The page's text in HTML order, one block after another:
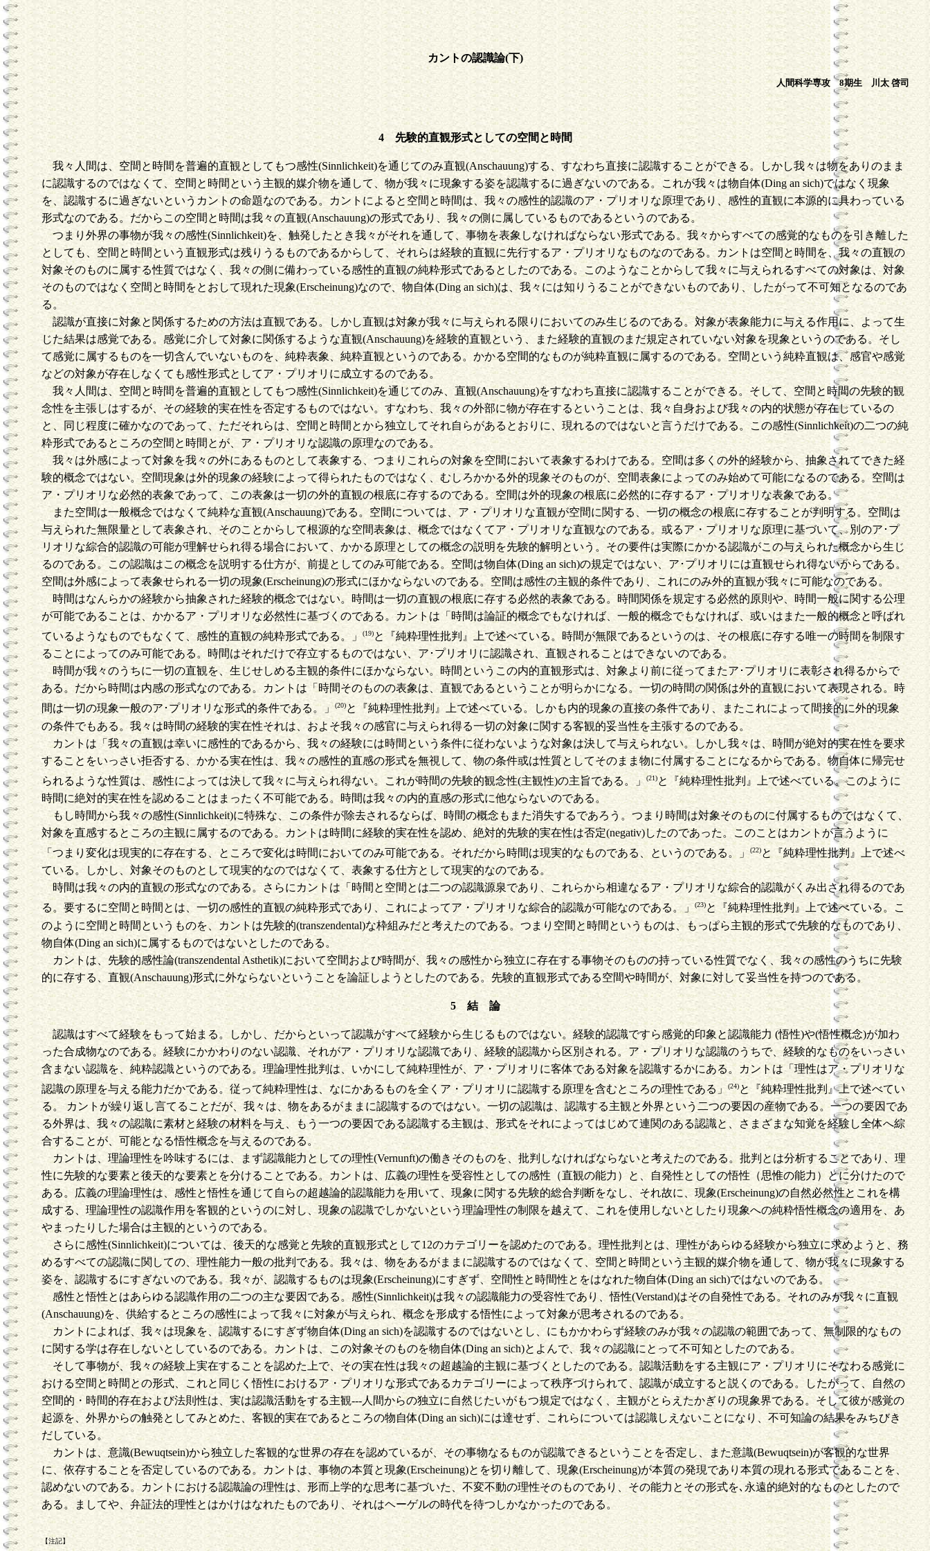
カントの認識論(下)
人間科学専攻 8期生 川太 啓司
4 先験的直観形式としての空間と時間
我々人間は、空間と時間を普遍的直観としてもつ感性(Sinnlichkeit)を通じてのみ直観(Anschauung)する、すなわち直接に認識することができる。しかし我々は物をありのまま
に認識するのではなくて、空間と時間という主観的媒介物を通して、物が我々に現象する姿を認識するに過ぎないのである。これが我々は物自体(Ding an sich)ではなく現象
を、認識するに過ぎないというカントの命題なのである。カントによると空間と時間は、我々の感性的認識のア・プリオリな原理であり、感性的直観に本源的に具わっている
形式なのである。だからこの空間と時間は我々の直観(Anschauung)の形式であり、我々の側に属しているものであるというのである。
つまり外界の事物が我々の感性(Sinnlichkeit)を、触発したとき我々がそれを通して、事物を表象しなければならない形式である。我々からすべての感覚的なものを引き離した
としても、空間と時間という直観形式は残りうるものであるからして、それらは経験的直観に先行するア・プリオリなものなのである。カントは空間と時間を、我々の直観の
対象そのものに属する性質ではなく、我々の側に備わっている感性的直観の純粋形式であるとしたのである。このようなことからして我々に与えられるすべての対象は、対象
そのものではなく空間と時間をとおして現れた現象(Erscheinung)なので、物自体(Ding an sich)は、我々には知りうることができないものであり、したがって不可知となるのであ
る。
認識が直接に対象と関係するための方法は直観である。しかし直観は対象が我々に与えられる限りにおいてのみ生じるのである。対象が表象能力に与える作用に、よって生
じた結果は感覚である。感覚に介して対象に関係するような直観(Anschauung)を経験的直観という、また経験的直観のまだ規定されていない対象を現象というのである。そし
て感覚に属するものを一切含んでいないものを、純粋表象、純粋直観というのである。かかる空間的なものが純粋直観に属するのである。空間という純粋直観は、感官や感覚
などの対象が存在しなくても感性形式としてア・プリオリに成立するのである。
我々人間は、空間と時間を普遍的直観としてもつ感性(Sinnlichkeit)を通じてのみ、直観(Anschauung)をすなわち直接に認識することができる。そして、空間と時間の先験的観
念性を主張しはするが、その経験的実在性を否定するものではない。すなわち、我々の外部に物が存在するということは、我々自身および我々の内的状態が存在しているの
と、同じ程度に確かなのであって、ただそれらは、空間と時間とから独立してそれ自らがあるとおりに、現れるのではないと言うだけである。この感性(Sinnlichkeit)の二つの純
粋形式であるところの空間と時間とが、ア・プリオリな認識の原理なのである。
我々は外感によって対象を我々の外にあるものとして表象する、つまりこれらの対象を空間において表象するわけである。空間は多くの外的経験から、抽象されてできた経
験的概念ではない。空間現象は外的現象の経験によって得られたものではなく、むしろかかる外的現象そのものが、空間表象によってのみ始めて可能になるのである。空間は
ア・プリオリな必然的表象であって、この表象は一切の外的直観の根底に存するのである。空間は外的現象の根底に必然的に存するア・プリオリな表象である。
また空間は一般概念ではなくて純粋な直観(Anschauung)である。空間については、ア・プリオリな直観が空間に関する、一切の概念の根底に存することが判明する。空間は
与えられた無限量として表象され、そのことからして根源的な空間表象は、概念ではなくてア・プリオリな直観なのである。或るア・プリオリな原理に基づいて、別のア･プ
リオリな綜合的認識の可能が理解せられ得る場合において、かかる原理としての概念の説明を先験的解明という。その要件は実際にかかる認識がこの与えられた概念から生じ
るのである。この認識はこの概念を説明する仕方が、前提としてのみ可能である。空間は物自体(Ding an sich)の規定ではない、ア･プリオリには直観せられ得ないからである。
空間は外感によって表象せられる一切の現象(Erscheinung)の形式にほかならないのである。空間は感性の主観的条件であり、これにのみ外的直観が我々に可能なのである。
時間はなんらかの経験から抽象された経験的概念ではない。時間は一切の直観の根底に存する必然的表象である。時間関係を規定する必然的原則や、時間一般に関する公理
が可能であることは、かかるア・プリオリな必然性に基づくのである。カントは「時間は論証的概念でもなければ、一般的概念でもなければ、或いはまた一般的概念と呼ばれ
ているようなものでもなくて、感性的直観の純粋形式である。」
(19)と『純粋理性批判』上で述べている。時間が無限であるというのは、その根底に存する唯一の時間を制限す
ることによってのみ可能である。時間はそれだけで存立するものではない、ア･プリオリに認識され、直観されることはできないのである。
時間が我々のうちに一切の直観を、生じせしめる主観的条件にほかならない。時間というこの内的直観形式は、対象より前に従ってまたア･プリオリに表彰され得るからで
ある。だから時間は内感の形式なのである。カントは「時間そのものの表象は、直観であるということが明らかになる。一切の時間の関係は外的直観において表現される。時
間は一切の現象一般のア･プリオリな形式的条件である。」 (20)と『純粋理性批判』上で述べている。しかも内的現象の直接の条件であり、またこれによって間接的に外的現象
の条件でもある。我々は時間の経験的実在性それは、およそ我々の感官に与えられ得る一切の対象に関する客観的妥当性を主張するのである。
カントは「我々の直観は幸いに感性的であるから、我々の経験には時間という条件に従わないような対象は決して与えられない。しかし我々は、時間が絶対的実在性を要求
することをいっさい拒否する、かかる実在性は、我々の感性的直感の形式を無視して、物の条件或は性質としてそのまま物に付属することになるからである。物自体に帰完せ
られるような性質は、感性によっては決して我々に与えられ得ない。これが時間の先験的観念性(主観性)の主旨である。」
(21)と『純粋理性批判』上で述べている。このように
時間に絶対的実在性を認めることはまったく不可能である。時間は我々の内的直感の形式に他ならないのである。
もし時間から我々の感性(Sinnlichkeit)に特殊な、この条件が除去されるならば、時間の概念もまた消失するであろう。つまり時間は対象そのものに付属するものではなくて、
対象を直感するところの主観に属するのである。カントは時間に経験的実在性を認め、絶対的先験的実在性は否定(negativ)したのであった。このことはカントが言うように
「つまり変化は現実的に存在する、ところで変化は時間においてのみ可能である。それだから時間は現実的なものである、というのである。」(22)と『純粋理性批判』上で述べ
ている。しかし、対象そのものとして現実的なのではなくて、表象する仕方として現実的なのである。
時間は我々の内的直観の形式なのである。さらにカントは「時間と空間とは二つの認識源泉であり、これらから相違なるア・プリオリな綜合的認識がくみ出され得るのであ
る。要するに空間と時間とは、一切の感性的直観の純粋形式であり、これによってア・プリオリな綜合的認識が可能なのである。」
(23)と『純粋理性批判』上で述べている。こ
のように空間と時間というものを、カントは先験的(transzendental)な枠組みだと考えたのである。つまり空間と時間というものは、もっぱら主観的形式で先験的なものであり、
物自体(Ding an sich)に属するものではないとしたのである。
カントは、先験的感性論(transzendental Asthetik)において空間および時間が、我々の感性から独立に存在する事物そのものの持っている性質でなく、我々の感性のうちに先験
的に存する、直観(Anschauung)形式に外ならないということを論証しようとしたのである。先験的直観形式である空間や時間が、対象に対して妥当性を持つのである。
5 結 論
認識はすべて経験をもって始まる。しかし、だからといって認識がすべて経験から生じるものではない。経験的認識ですら感覚的印象と認識能力 (悟性)や(悟性概念)が加わ
った合成物なのである。経験にかかわりのない認識、それがア・プリオリな認識であり、経験的認識から区別される。ア・プリオリな認識のうちで、経験的なものをいっさい
含まない認識を、純粋認識というのである。理論理性批判は、いかにして純粋理性が、ア・プリオリに客体である対象を認識するかにある。カントは「理性はア・プリオリな
認識の原理を与える能力だかである。従って純粋理性は、なにかあるものを全くア・プリオリに認識する原理を含むところの理性である」
(24)と『純粋理性批判』上で述べてい
る。 カントが繰り返し言てることだが、我々は、物をあるがままに認識するのではない。一切の認識は、認識する主観と外界という二つの要因の産物である。一つの要因であ
る外界は、我々の認識に素材と経験の材料を与え、もう一つの要因である認識する主観は、形式をそれによってはじめて連関のある認識と、さまざまな知覚を経験し全体へ綜
合することが、可能となる悟性概念を与えるのである。
カントは、理論理性を吟味するには、まず認識能力としての理性(Vernunft)の働きそのものを、批判しなければならないと考えたのである。批判とは分析することであり、理
性に先験的な要素と後天的な要素とを分けることである。カントは、広義の理性を受容性としての感性（直観の能力）と、自発性としての悟性（思惟の能力）とに分けたので
ある。広義の理論理性は、感性と悟性を通じて自らの超越論的認識能力を用いて、現象に関する先験的総合判断をなし、それ故に、現象(Erscheinung)の自然必然性とこれを構
成する、理論理性の認識作用を客観的というのに対し、現象の認識でしかないという理論理性の制限を越えて、これを使用しないとしたり現象への純粋悟性概念の適用を、あ
やまったりした場合は主観的というのである。
さらに感性(Sinnlichkeit)については、後天的な感覚と先験的直観形式として12のカテゴリーを認めたのである。理性批判とは、理性があらゆる経験から独立に求めようと、務
めるすべての認識に関しての、理性能力一般の批判である。我々は、物をあるがままに認識するのではなくて、空間と時間という主観的媒介物を通して、物が我々に現象する
姿を、認識するにすぎないのである。我々が、認識するものは現象(Erscheinung)にすぎず、空間性と時間性とをはなれた物自体(Ding an sich)ではないのである。
感性と悟性とはあらゆる認識作用の二つの主な要因である。感性(Sinnlichkeit)は我々の認識能力の受容性であり、悟性(Verstand)はその自発性である。それのみが我々に直観
(Anschauung)を、供給するところの感性によって我々に対象が与えられ、概念を形成する悟性によって対象が思考されるのである。
カントによれば、我々は現象を、認識するにすぎず物自体(Ding an sich)を認識するのではないとし、にもかかわらず経験のみが我々の認識の範囲であって、無制限的なもの
に関する学は存在しないとしているのである。カントは、この対象そのものを物自体(Ding an sich)とよんで、我々の認識にとって不可知としたのである。
そして事物が、我々の経験上実在することを認めた上で、その実在性は我々の超越論的主観に基づくとしたのである。認識活動をする主観にア・プリオリにそなわる感覚に
おける空間と時間との形式、これと同じく悟性におけるア・プリオリな形式であるカテゴリーによって秩序づけられて、認識が成立すると説くのである。したがって、自然の
空間的・時間的存在および法則性は、実は認識活動をする主観---人間からの独立に自然じたいがもつ規定ではなく、主観がとらえたかぎりの現象界である。そして彼が感覚の
起源を、外界からの触発としてみとめた、客観的実在であるところの物自体(Ding an sich)には達せず、これらについては認識しえないことになり、不可知論の結果をみちびき
だしている。
カントは、意識(Bewuqtsein)から独立した客観的な世界の存在を認めているが、その事物なるものが認識できるということを否定し、また意識(Bewuqtsein)が客観的な世界
に、依存することを否定しているのである。カントは、事物の本質と現象(Erscheinung)とを切り離して、現象(Erscheinung)が本質の発現であり本質の現れる形式であることを、
認めないのである。カントにおける認識論の理性は、形而上学的な思考に基づいた、不変不動の理性そのものであり、その能力とその形式を､永遠的絶対的なものとしたので
ある。ましてや、弁証法的理性とはかけはなれたものであり、それはヘーゲルの時代を待つしかなかったのである。
【注記】